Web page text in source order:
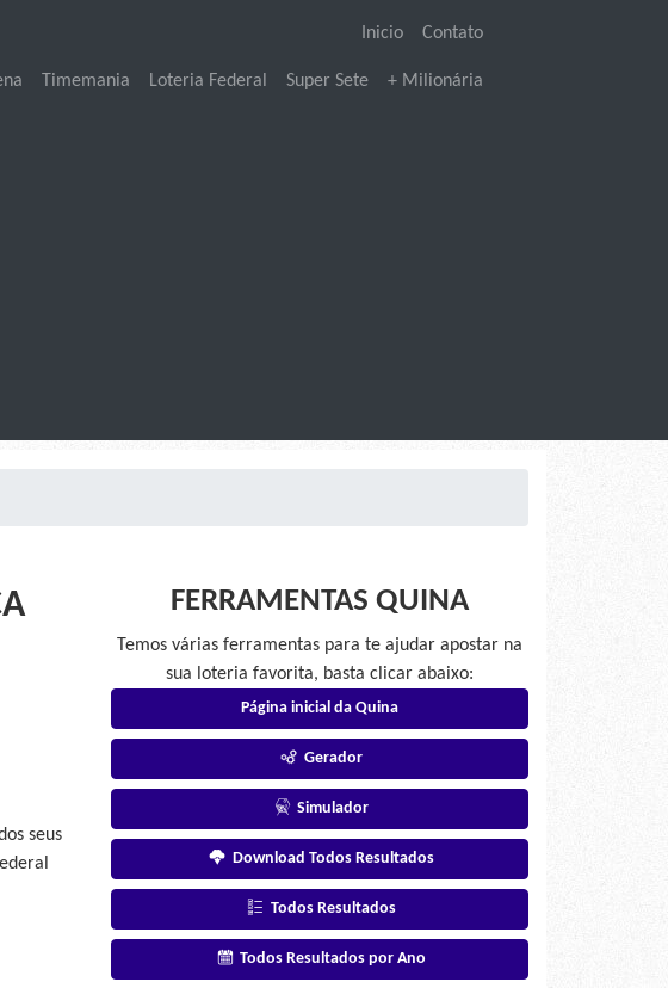
Inicio Contato
Timemania Loteria Federal Super Sete + Milionária
seus
FERRAMENTAS QUINA
Temos várias ferramentas para te ajudar apostar na
sua loteria favorita, basta clicar abaixo:
Página inicial da Quina
Gerador
Simulador
Download Todos Resultados
Todos Resultados
Todos Resultados por Ano